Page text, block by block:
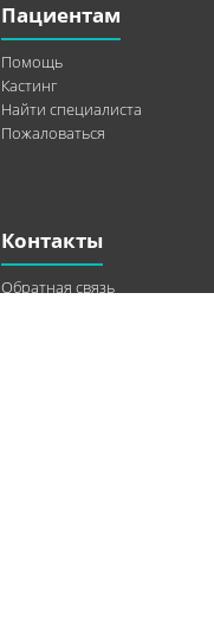
Пациентам
Помощь
Кастинг
Найти специалиста
Пожаловаться
Контакты
Обратная связь